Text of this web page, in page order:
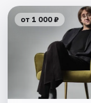
от 1 000 ₽